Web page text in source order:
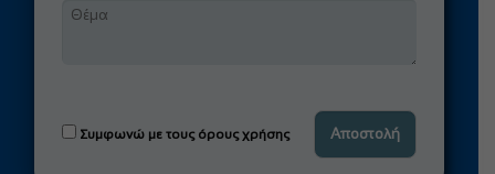
Συμφωνώ με τους όρους χρήσης